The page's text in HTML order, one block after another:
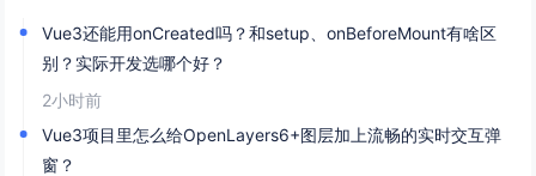
Vue3还能用onCreated吗？和setup、onBeforeMount有啥区
别？实际开发选哪个好？
2小时前
Vue3项目里怎么给OpenLayers6+图层加上流畅的实时交互弹
窗？